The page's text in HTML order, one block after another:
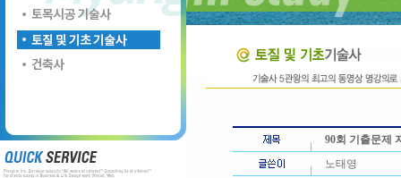
90회 기출문제
노태영